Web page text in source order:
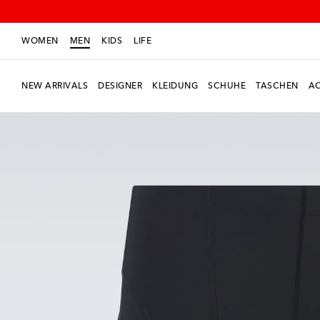
WOMEN MEN KIDS LIFE
NEW ARRIVALS DESIGNER KLEIDUNG SCHUHE TASCHEN